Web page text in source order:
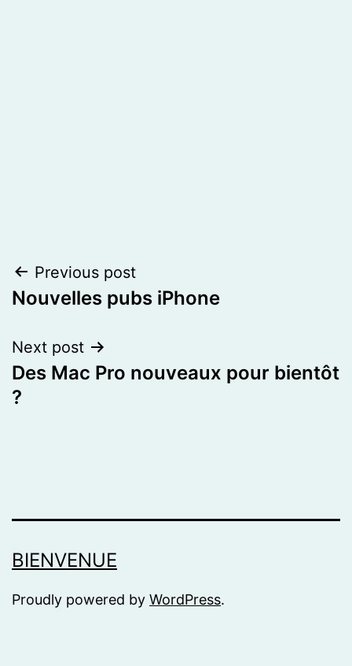
Post
navigation
Previous post
Nouvelles pubs iPhone
Next post
Des Mac Pro nouveaux pour bientôt
?
BIENVENUE
Proudly powered by WordPress.